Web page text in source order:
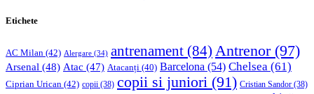
Etichete
AC Milan (42) Alergare (34) antrenament (84) Antrenor(97)
Arsenal (48) Atac (47) Atacanți (40) Barcelona (54) Chelsea (61)
Ciprian Urican (42) copii (38) copii si juniori (91) Cristian Sandor (38)